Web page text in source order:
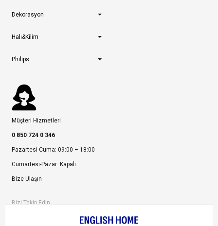
Dekorasyon
Halı&Kilim
Philips
Müşteri Hizmetleri
0 850 724 0 346
Pazartesi-Cuma: 09:00 – 18:00
Cumartesi-Pazar: Kapalı
Bize Ulaşın
Bizi Takip Edin